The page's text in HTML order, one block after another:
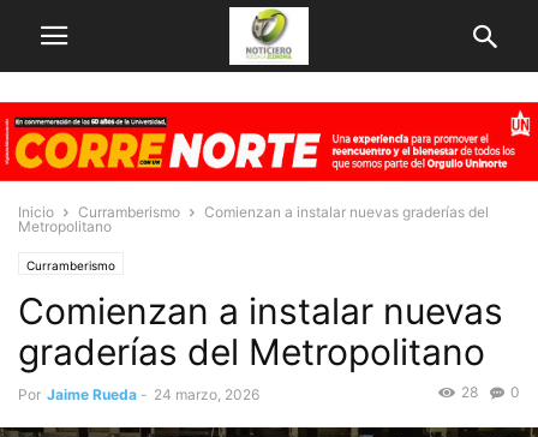
Inicio Curramberismo
Comienzan a instalar nuevas graderías del
Metropolitano
Curramberismo
Comienzan a instalar nuevas
graderías del Metropolitano
Por Jaime Rueda - 24 marzo, 2026 0
28